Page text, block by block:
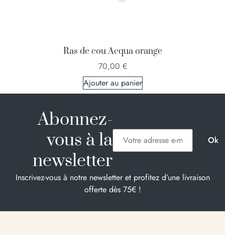
Ras de cou Acqua orange
70,00 €
Ajouter au panier
Abonnez-
vous à la
newsletter
Inscrivez-vous à notre newsletter et profitez d’une livraison
offerte dès 75€ !